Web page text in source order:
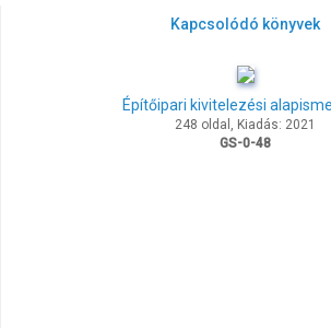
Kapcsolódó könyvek
Építőipari kivitelezési
248 oldal, Kiadás: 2021
GS-0-48